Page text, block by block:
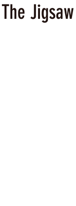
The